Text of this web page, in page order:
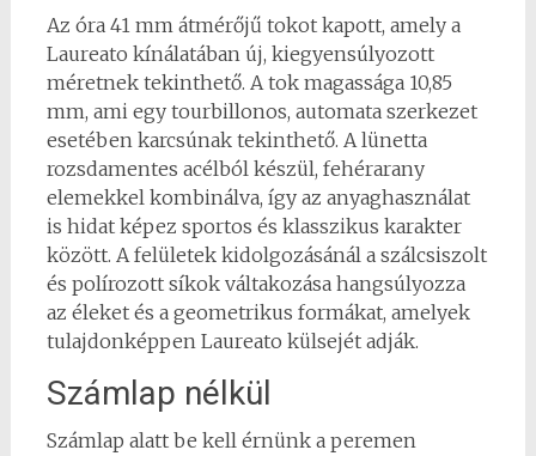
Az óra 41 mm átmérőjű tokot kapott, amely a
Laureato kínálatában új, kiegyensúlyozott
méretnek tekinthető. A tok magassága 10,85
mm, ami egy tourbillonos, automata szerkezet
esetében karcsúnak tekinthető. A lünetta
rozsdamentes acélból készül, fehérarany
elemekkel kombinálva, így az anyaghasználat
is hidat képez sportos és klasszikus karakter
között. A felületek kidolgozásánál a szálcsiszolt
és polírozott síkok váltakozása hangsúlyozza
az éleket és a geometrikus formákat, amelyek
tulajdonképpen Laureato külsejét adják.
Számlap nélkül
Számlap alatt be kell érnünk a peremen